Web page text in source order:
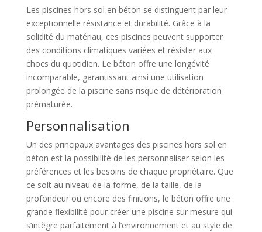
Les piscines hors sol en béton se distinguent par leur
exceptionnelle résistance et durabilité. Grâce à la
solidité du matériau, ces piscines peuvent supporter
des conditions climatiques variées et résister aux
chocs du quotidien. Le béton offre une longévité
incomparable, garantissant ainsi une utilisation
prolongée de la piscine sans risque de détérioration
prématurée.
Personnalisation
Un des principaux avantages des piscines hors sol en
béton est la possibilité de les personnaliser selon les
préférences et les besoins de chaque propriétaire. Que
ce soit au niveau de la forme, de la taille, de la
profondeur ou encore des finitions, le béton offre une
grande flexibilité pour créer une piscine sur mesure qui
s’intègre parfaitement à l’environnement et au style de